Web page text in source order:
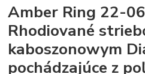
Amber Ring 22-
Rhodiované
kaboszonowym
pochádzajúce z